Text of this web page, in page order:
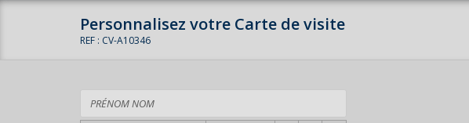
Personnalisez votre Carte de visite
REF : CV-A10346